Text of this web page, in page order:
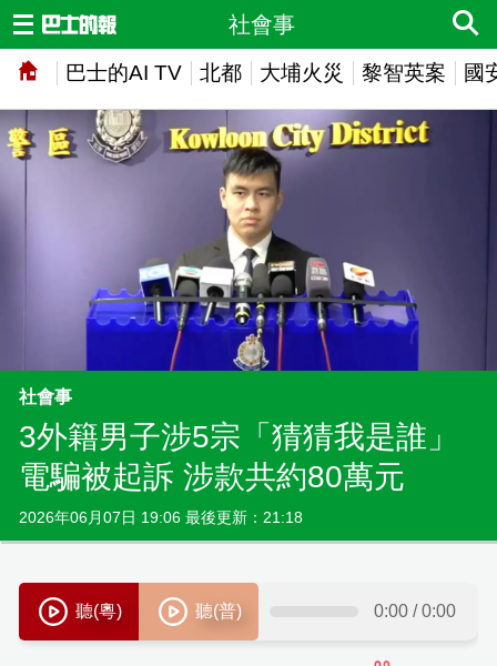
巴士的AI TV 北都 大埔火災 黎智英案 國
社會事
社會事
3外籍男子涉5宗「猜猜我是誰」
電騙被起訴 涉款共約80萬元
2026年06月07日 19:06 最後更新：21:18